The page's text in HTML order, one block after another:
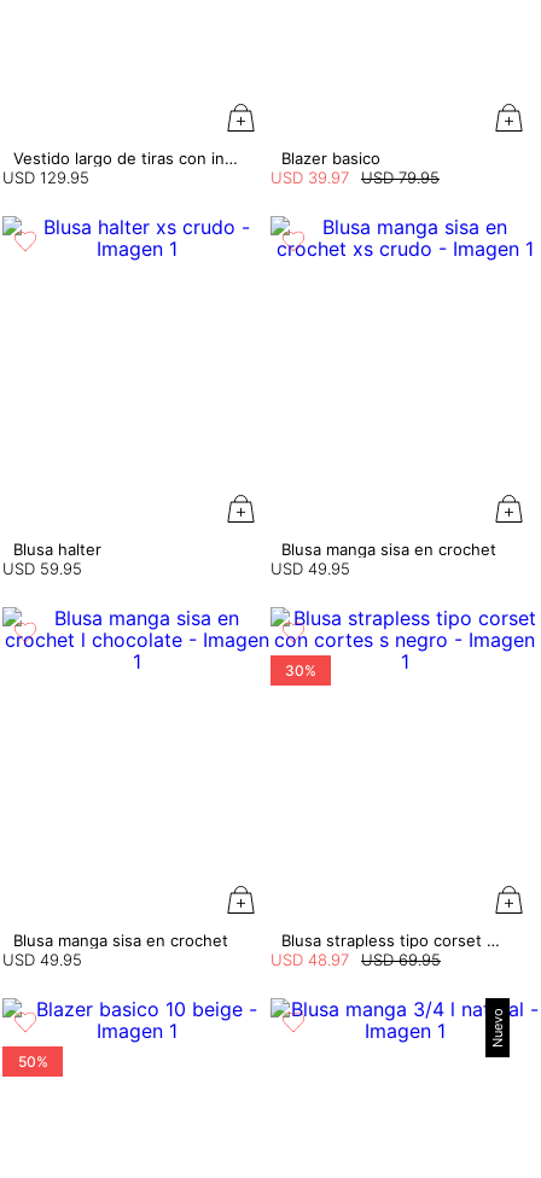
Vestido largo de tiras con insumo
USD 129.95
Blazer basico
USD 79.95
USD 39 97
Blusa halter
USD 59.95
Blusa manga sisa en crochet
USD 49.95
Blusa manga sisa en crochet
USD 49.95
30%
Blusa strapless tipo corset con cortes
USD 69.95
USD 48 97
50%
Nuevo